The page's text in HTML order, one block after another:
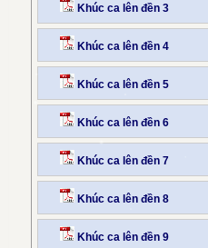
Khúc ca lên đền 3
Khúc ca lên đền 4
Khúc ca lên đền 5
Khúc ca lên đền 6
Khúc ca lên đền 7
Khúc ca lên đền 8
Khúc ca lên đền 9